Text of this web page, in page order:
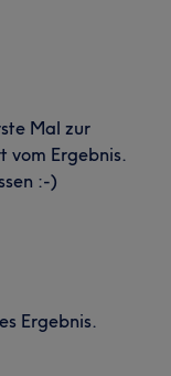
Mal zur
vom Ergebnis.
:-)
Ergebnis.